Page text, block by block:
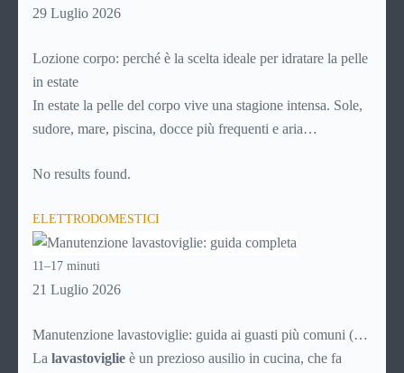
29 Luglio 2026
Lozione corpo: perché è la scelta ideale per idratare la pelle
in estate
In estate la pelle del corpo vive una stagione intensa. Sole,
sudore, mare, piscina, docce più frequenti e aria
disidratata o semplicemente meno confortevole. Eppure,
prodotti idratanti perché temono texture pesanti,
appiccicose o difficili da assorbire.
No results found.
ELETTRODOMESTICI
11–17 minuti
21 Luglio 2026
Manutenzione lavastoviglie: guida ai guasti più comuni (e
soluzioni)
La lavastoviglie è un prezioso ausilio in cucina, che fa